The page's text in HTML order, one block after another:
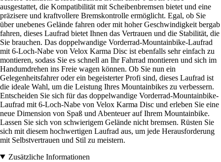
ausgestattet, die Kompatibilität mit Scheibenbremsen bietet und eine
präzisere und kraftvollere Bremskontrolle ermöglicht. Egal, ob Sie
über unebenes Gelände fahren oder mit hoher Geschwindigkeit bergab
fahren, dieses Laufrad bietet Ihnen das Vertrauen und die Stabilität, die
Sie brauchen. Das doppelwandige Vorderrad-Mountainbike-Laufrad
mit 6-Loch-Nabe von Velox Karma Disc ist ebenfalls sehr einfach zu
montieren, sodass Sie es schnell an Ihr Fahrrad montieren und sich im
Handumdrehen ins Freie wagen können. Ob Sie nun ein
Gelegenheitsfahrer oder ein begeisterter Profi sind, dieses Laufrad ist
die ideale Wahl, um die Leistung Ihres Mountainbikes zu verbessern.
Entscheiden Sie sich für das doppelwandige Vorderrad-Mountainbike-
Laufrad mit 6-Loch-Nabe von Velox Karma Disc und erleben Sie eine
neue Dimension von Spaß und Abenteuer auf Ihrem Mountainbike.
Lassen Sie sich von schwierigem Gelände nicht bremsen. Rüsten Sie
sich mit diesem hochwertigen Laufrad aus, um jede Herausforderung
mit Selbstvertrauen und Stil zu meistern.
Zusätzliche Informationen